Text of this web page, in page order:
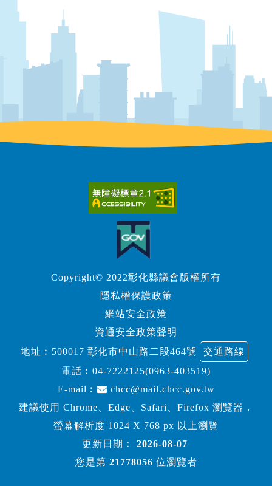
Copyright© 2022彰化縣議會版權所有
隱私權保護政策
網站安全政策
資通安全政策聲明
地址︰500017 彰化市中山路二段464號
交通路線
電話︰ 04-7222125(0963-403519)
E-mail︰
chcc@mail.chcc.gov.tw
建議使用 Chrome、Edge、Safari、Firefox 瀏覽器，
螢幕解析度 1024 X 768 px 以上瀏覽
更新日期︰
2026-08-07
您是第 21778056 位瀏覽者